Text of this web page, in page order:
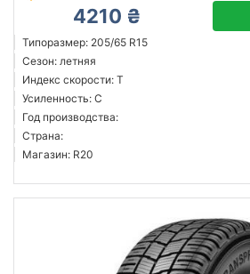
4210 ₴
Типоразмер: 205/65 R15
Сезон: летняя
Индекс скорости: T
Усиленность: C
Год производства:
Страна:
Магазин: R20